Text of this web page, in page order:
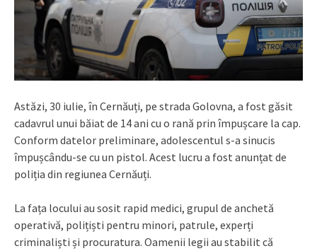
Astăzi, 30 iulie, în Cernăuți, pe strada Golovna, a fost găsit
cadavrul unui băiat de 14 ani cu o rană prin împușcare la cap.
Conform datelor preliminare, adolescentul s-a sinucis
împușcându-se cu un pistol. Acest lucru a fost anunțat de
poliția din regiunea Cernăuți.
La fața locului au sosit rapid medici, grupul de anchetă
operativă, polițiști pentru minori, patrule, experți
criminaliști și procuratura. Oamenii legii au stabilit că